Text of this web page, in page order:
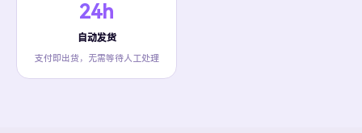
24h
自动发货
支付即出货，无需等待人工处理